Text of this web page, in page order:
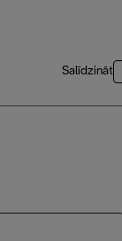
Salīdzināt